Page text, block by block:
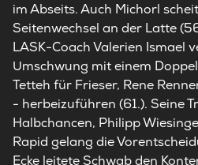
im Abseits. Auch Michorl
Seitenwechsel an der Latte
LASK-Coach Valerien Ismael
Umschwung mit einem
Tetteh für Frieser, Rene
- herbeizuführen (61.). Seine
Halbchancen, Philipp
Rapid gelang die
Ecke leitete Schwab den